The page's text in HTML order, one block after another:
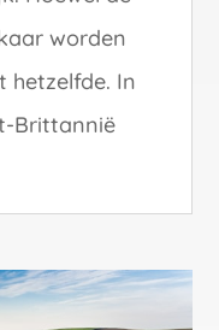
worden
hetzelfde. In
Brittannië